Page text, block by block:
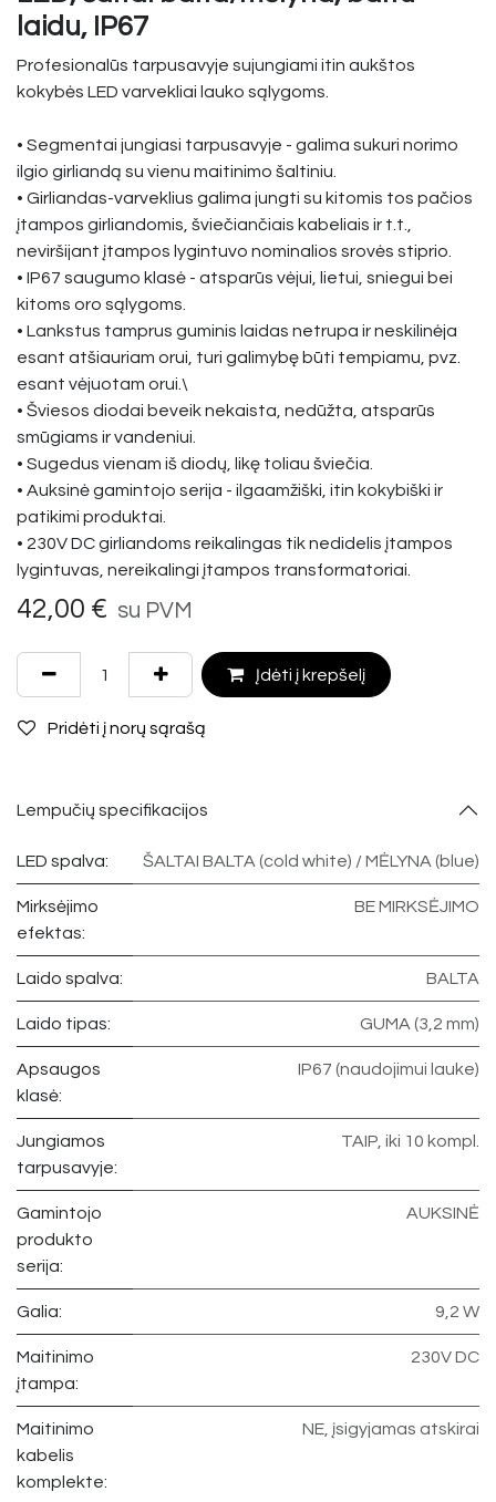
laidu, IP67
Profesionalūs tarpusavyje sujungiami itin aukštos
kokybės LED varvekliai lauko sąlygoms.
• Segmentai jungiasi tarpusavyje - galima sukuri norimo
ilgio girliandą su vienu maitinimo šaltiniu.
• Girliandas-varveklius galima jungti su kitomis tos pačios
įtampos girliandomis, šviečiančiais kabeliais ir t.t.,
neviršijant įtampos lygintuvo nominalios srovės stiprio.
• IP67 saugumo klasė - atsparūs vėjui, lietui, sniegui bei
kitoms oro sąlygoms.
• Lankstus tamprus guminis laidas netrupa ir neskilinėja
esant atšiauriam orui, turi galimybę būti tempiamu, pvz.
esant vėjuotam orui.\
• Šviesos diodai beveik nekaista, nedūžta, atsparūs
smūgiams ir vandeniui.
• Sugedus vienam iš diodų, likę toliau šviečia.
• Auksinė gamintojo serija - ilgaamžiški, itin kokybiški ir
patikimi produktai.
• 230V DC girliandoms reikalingas tik nedidelis įtampos
lygintuvas, nereikalingi įtampos transformatoriai.
42,00 € su PVM
Įdėti į krepšelį
Pridėti į norų sąrašą
Lempučių specifikacijos
LED spalva: ŠALTAI BALTA (cold white) / MĖLYNA (blue)
Mirksėjimo
efektas:
BE MIRKSĖJIMO
Laido spalva: BALTA
Laido tipas: GUMA (3,2 mm)
Apsaugos
klasė:
IP67 (naudojimui lauke)
Jungiamos
tarpusavyje:
TAIP, iki 10 kompl.
Gamintojo
produkto
serija:
AUKSINĖ
Galia: 9,2 W
Maitinimo
įtampa:
230V DC
Maitinimo
kabelis
komplekte:
NE, įsigyjamas atskirai